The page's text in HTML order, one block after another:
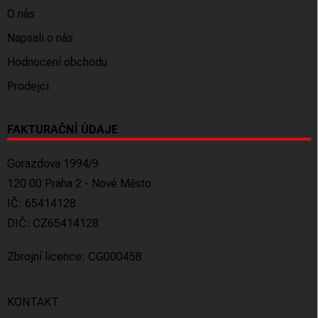
O nás
Napsali o nás
Hodnocení obchodu
Prodejci
FAKTURAČNÍ ÚDAJE
Gorazdova 1994/9
120 00 Praha 2 - Nové Město
IČ: 65414128
DIČ: CZ65414128
Zbrojní licence: CG000458
KONTAKT